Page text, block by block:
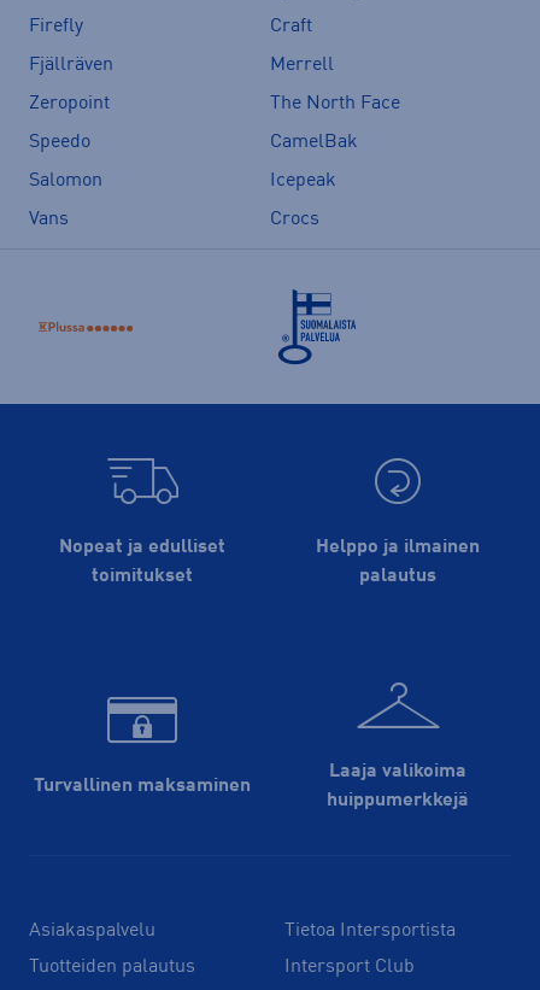
Firefly
Craft
Fjällräven
Merrell
Zeropoint
The North Face
Speedo
CamelBak
Salomon
Icepeak
Vans
Crocs
Nopeat ja edulliset
toimitukset
Helppo ja ilmainen
palautus
Turvallinen maksaminen
Laaja valikoima
huippu­merkkejä
Asiakaspalvelu
Tuotteiden palautus
Tietoa Intersportista
Intersport Club